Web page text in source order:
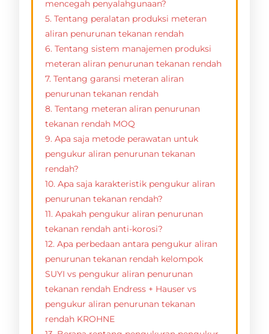
mencegah penyalahgunaan?
5. Tentang peralatan produksi meteran
aliran penurunan tekanan rendah
6. Tentang sistem manajemen produksi
meteran aliran penurunan tekanan rendah
7. Tentang garansi meteran aliran
penurunan tekanan rendah
8. Tentang meteran aliran penurunan
tekanan rendah MOQ
9. Apa saja metode perawatan untuk
pengukur aliran penurunan tekanan
rendah?
10. Apa saja karakteristik pengukur aliran
penurunan tekanan rendah?
11. Apakah pengukur aliran penurunan
tekanan rendah anti-korosi?
12. Apa perbedaan antara pengukur aliran
penurunan tekanan rendah kelompok
SUYI vs pengukur aliran penurunan
tekanan rendah Endress + Hauser vs
pengukur aliran penurunan tekanan
rendah KROHNE